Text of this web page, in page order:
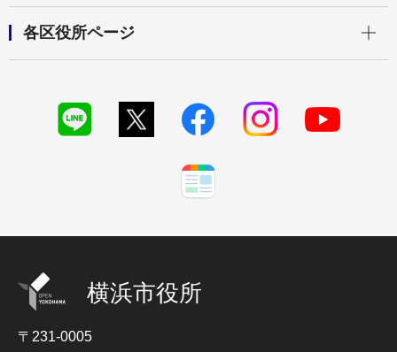
各区役所ページ
横浜市役所
〒231-0005